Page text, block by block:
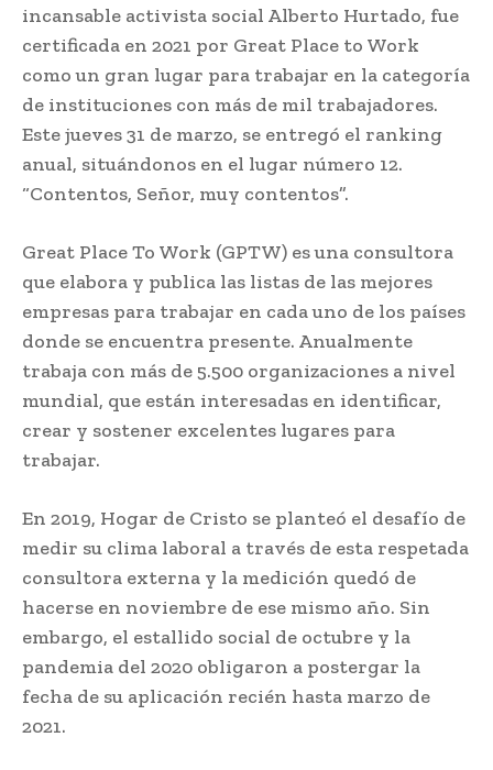
incansable activista social Alberto Hurtado, fue
certificada en 2021 por Great Place to Work
como un gran lugar para trabajar en la categoría
de instituciones con más de mil trabajadores.
Este jueves 31 de marzo, se entregó el ranking
anual, situándonos en el lugar número 12.
“Contentos, Señor, muy contentos”.
Great Place To Work (GPTW) es una consultora
que elabora y publica las listas de las mejores
empresas para trabajar en cada uno de los países
donde se encuentra presente. Anualmente
trabaja con más de 5.500 organizaciones a nivel
mundial, que están interesadas en identificar,
crear y sostener excelentes lugares para
trabajar.
En 2019, Hogar de Cristo se planteó el desafío de
medir su clima laboral a través de esta respetada
consultora externa y la medición quedó de
hacerse en noviembre de ese mismo año. Sin
embargo, el estallido social de octubre y la
pandemia del 2020 obligaron a postergar la
fecha de su aplicación recién hasta marzo de
2021.